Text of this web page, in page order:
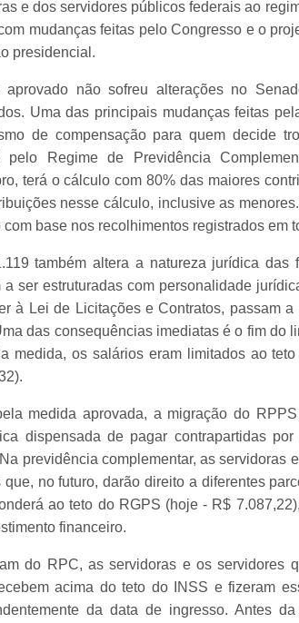
e dos servidores públicos federais ao
mudanças feitas pelo Congresso e o
presidencial.
aprovado não sofreu alterações no
Uma das principais mudanças feitas
de compensação para quem decide
pelo Regime de Previdência
terá o cálculo com 80% das maiores
nesse cálculo, inclusive as
com base nos recolhimentos registrados em
também altera a natureza jurídica das
a ser estruturadas com personalidade
à Lei de Licitações e Contratos, passam
das consequências imediatas é o fim do
medida, os salários eram limitados ao
medida aprovada, a migração do
dispensada de pagar contrapartidas
previdência complementar, as servidoras
que, no futuro, darão direito a diferentes
ao teto do RGPS (hoje - R$
financeiro.
do RPC, as servidoras e os servidores
acima do teto do INSS e fizeram
da data de ingresso. Antes